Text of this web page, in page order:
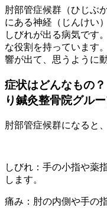
肘部管症候群（ひじぶ
にある神経（じんけい
しびれが出る病気です
な役割を持っています
響が出て、思うように
症状はどんなもの
り鍼灸整骨院グル
肘部管症候群になると
しびれ：手の小指や薬
します。
痛み：肘の内側や手の